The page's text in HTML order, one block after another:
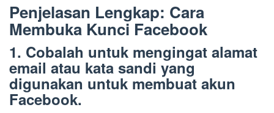
Penjelasan Lengkap: Cara
Membuka Kunci Facebook
1. Cobalah untuk mengingat alamat
email atau kata sandi yang
digunakan untuk membuat akun
Facebook.